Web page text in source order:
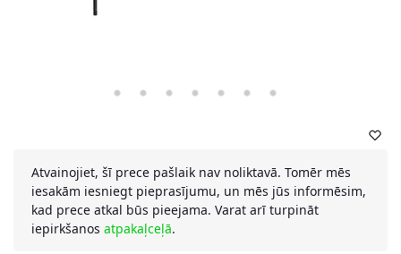
Atvainojiet, šī prece pašlaik nav noliktavā. Tomēr mēs
iesakām iesniegt pieprasījumu, un mēs jūs informēsim,
kad prece atkal būs pieejama. Varat arī turpināt
iepirkšanos atpakaļceļā.